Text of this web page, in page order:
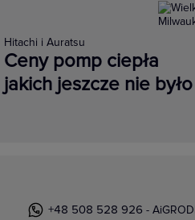
Hitachi i Auratsu
Ceny pomp ciepła
jakich jeszcze nie było
+48 508 528 926 -